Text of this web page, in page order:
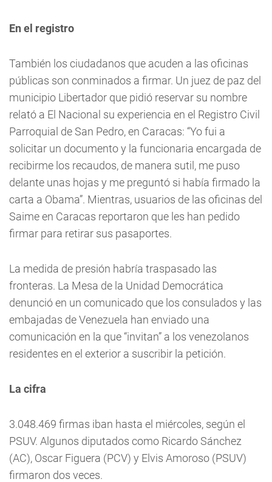
En el registro
También los ciudadanos que acuden a las oficinas
públicas son conminados a firmar. Un juez de paz del
municipio Libertador que pidió reservar su nombre
relató a El Nacional su experiencia en el Registro Civil
Parroquial de San Pedro, en Caracas: “Yo fui a
solicitar un documento y la funcionaria encargada de
recibirme los recaudos, de manera sutil, me puso
delante unas hojas y me preguntó si había firmado la
carta a Obama”. Mientras, usuarios de las oficinas del
Saime en Caracas reportaron que les han pedido
firmar para retirar sus pasaportes.
La medida de presión habría traspasado las
fronteras. La Mesa de la Unidad Democrática
denunció en un comunicado que los consulados y las
embajadas de Venezuela han enviado una
comunicación en la que “invitan” a los venezolanos
residentes en el exterior a suscribir la petición.
La cifra
3.048.469 firmas iban hasta el miércoles, según el
PSUV. Algunos diputados como Ricardo Sánchez
(AC), Oscar Figuera (PCV) y Elvis Amoroso (PSUV)
firmaron dos veces.